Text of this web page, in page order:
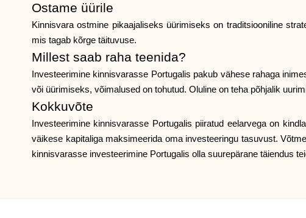
Ostame üürile
Kinnisvara ostmine pikaajaliseks üürimiseks on traditsiooniline
mis tagab kõrge täituvuse.
Millest saab raha teenida?
Investeerimine kinnisvarasse Portugalis pakub vähese rahaga
või üürimiseks, võimalused on tohutud. Oluline on teha põhjalik
Kokkuvõte
Investeerimine kinnisvarasse Portugalis piiratud eelarvega on
väikese kapitaliga maksimeerida oma investeeringu tasuvust.
kinnisvarasse investeerimine Portugalis olla suurepärane täiendus